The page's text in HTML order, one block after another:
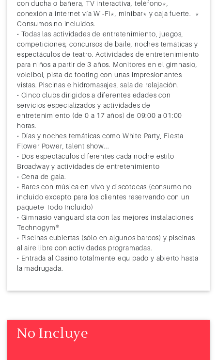
con ducha o bañera, TV interactiva, teléfono*,
conexión a internet vía Wi-Fi*, minibar* y caja fuerte. *
Consumos no incluidos.
• Todas las actividades de entretenimiento, juegos,
competiciones, concursos de baile, noches temáticas y
espectáculos de teatro. Actividades de entretenimiento
para niños a partir de 3 años. Monitores en el gimnasio,
voleibol, pista de footing con unas impresionantes
vistas. Piscinas e hidromasajes, sala de relajación.
• Cinco clubs dirigidos a diferentes edades con
servicios especializados y actividades de
entretenimiento (de 0 a 17 años) de 09:00 a 01:00
horas.
• Días y noches temáticas como White Party, Fiesta
Flower Power, talent show...
• Dos espectáculos diferentes cada noche estilo
Broadway y actividades de entretenimiento
• Cena de gala.
• Bares con música en vivo y discotecas (consumo no
incluido excepto para los clientes reservando con un
paquete Todo Incluido)
• Gimnasio vanguardista con las mejores instalaciones
Technogym®
• Piscinas cubiertas (sólo en algunos barcos) y piscinas
al aire libre con actividades programadas.
• Entrada al Casino totalmente equipado y abierto hasta
la madrugada.
No Incluye